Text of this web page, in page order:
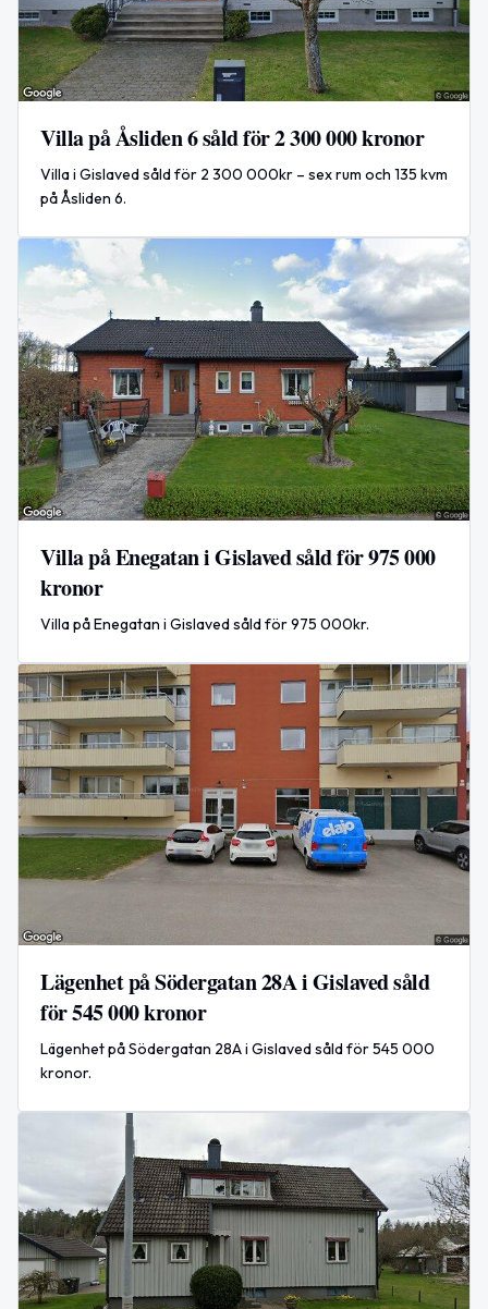
Villa på Åsliden 6 såld för 2 300 000 kronor
Villa i Gislaved såld för 2 300 000kr – sex rum och 135 kvm
på Åsliden 6.
Villa på Enegatan i Gislaved såld för 975 000
kronor
Villa på Enegatan i Gislaved såld för 975 000kr.
Lägenhet på Södergatan 28A i Gislaved såld
för 545 000 kronor
Lägenhet på Södergatan 28A i Gislaved såld för 545 000
kronor.